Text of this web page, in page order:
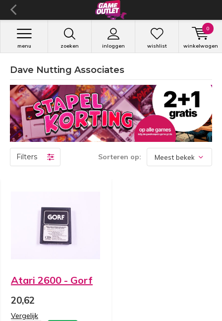
zoeken inloggen
menu wishlist winkelwagen
0
Dave Nutting Associates
Filters Sorteren op:
Atari 2600 - Gorf
20,62
Vergelijk